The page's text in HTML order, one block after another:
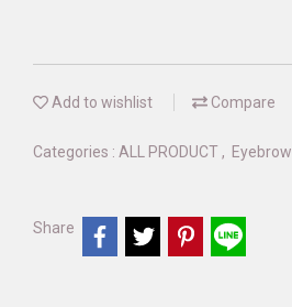
Add to wishlist Compare
Categories : ALL PRODUCT , Eyebrow
Share